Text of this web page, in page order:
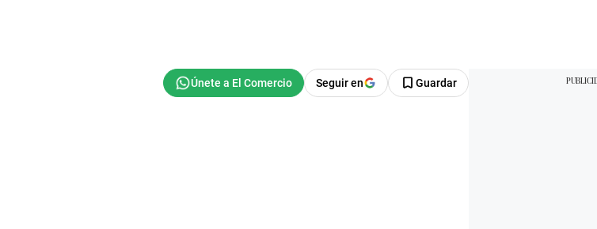
Seguir en Guardar